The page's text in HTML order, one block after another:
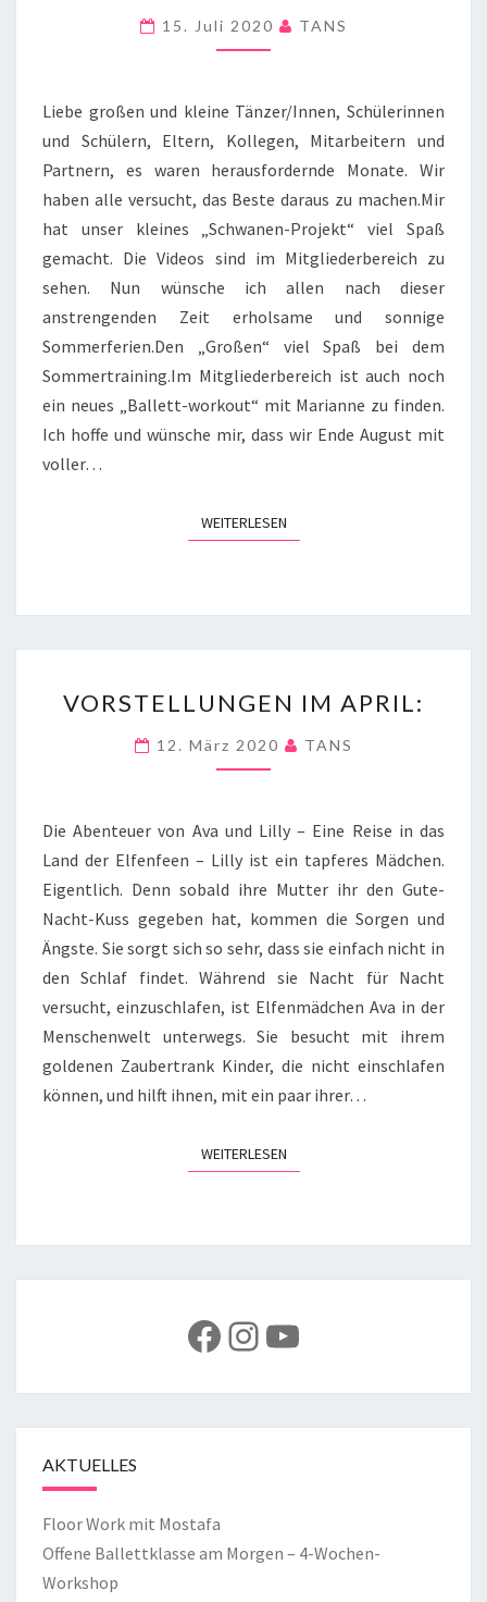
15. Juli 2020 TANS
Liebe großen und kleine Tänzer/Innen, Schülerinnen
und Schülern, Eltern, Kollegen, Mitarbeitern und
Partnern, es waren herausfordernde Monate. Wir
haben alle versucht, das Beste daraus zu machen.Mir
hat unser kleines „Schwanen-Projekt“ viel Spaß
gemacht. Die Videos sind im Mitgliederbereich zu
sehen. Nun wünsche ich allen nach dieser
anstrengenden Zeit erholsame und sonnige
Sommerferien.Den „Großen“ viel Spaß bei dem
Sommertraining.Im Mitgliederbereich ist auch noch
ein neues „Ballett-workout“ mit Marianne zu finden.
Ich hoffe und wünsche mir, dass wir Ende August mit
voller…
WEITERLESENWEITERLESEN
IM
APRIL:
VORSTELLUNGEN IM APRIL:
12. März 2020 TANS
Die Abenteuer von Ava und Lilly – Eine Reise in das
Land der Elfenfeen – Lilly ist ein tapferes Mädchen.
Eigentlich. Denn sobald ihre Mutter ihr den Gute-
Nacht-Kuss gegeben hat, kommen die Sorgen und
Ängste. Sie sorgt sich so sehr, dass sie einfach nicht in
den Schlaf findet. Während sie Nacht für Nacht
versucht, einzuschlafen, ist Elfenmädchen Ava in der
Menschenwelt unterwegs. Sie besucht mit ihrem
goldenen Zaubertrank Kinder, die nicht einschlafen
können, und hilft ihnen, mit ein paar ihrer…
WEITERLESENWEITERLESEN
Facebook
Instagram
YouTube
AKTUELLES
Floor Work mit Mostafa
Offene Ballettklasse am Morgen – 4-Wochen-
Workshop